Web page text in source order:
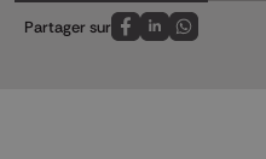
Partager sur
Partagez sur
Partagez sur
Partagez